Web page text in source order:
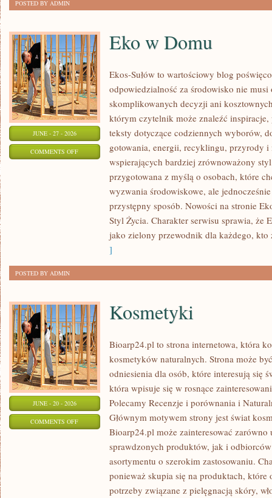
POSTED BY ADMIN
JUNE - 27 - 2026
COMMENTS OFFON
Eko w Domu
Ekos-Sułów to wartościowy blog
odpowiedzialność za środowisko nie
skomplikowanych decyzji ani
którym czytelnik może znaleźć inspiracje,
teksty dotyczące codziennych wyborów,
gotowania, energii, recyklingu, przyrody i
wspierających bardziej zrównoważony styl
przygotowana z myślą o osobach, które
wyzwania środowiskowe, ale
przystępny sposób. Nowości na stronie
Styl Życia. Charakter serwisu sprawia, że
jako zielony przewodnik dla każdego, kto
]
POSTED BY ADMIN
JUNE - 20 - 2026
COMMENTS OFFON
KOSMETYKI
Kosmetyki
Bioarp24.pl to strona internetowa, która
kosmetyków naturalnych. Strona może
odniesienia dla osób, które interesują się
która wpisuje się w rosnące
Polecamy Recenzje i porównania i
Głównym motywem strony jest świat
Bioarp24.pl może zainteresować
sprawdzonych produktów, jak i
asortymentu o szerokim zastosowaniu.
ponieważ skupia się na produktach, które
potrzeby związane z pielęgnacją skóry,